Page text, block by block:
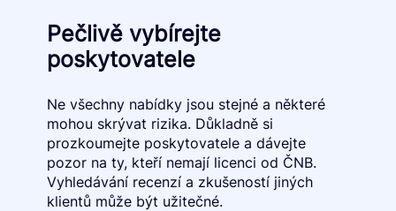
Pečlivě vybírejte
poskytovatele
Ne všechny nabídky jsou stejné a některé
mohou skrývat rizika. Důkladně si
prozkoumejte poskytovatele a dávejte
pozor na ty, kteří nemají licenci od ČNB.
Vyhledávání recenzí a zkušeností jiných
klientů může být užitečné.